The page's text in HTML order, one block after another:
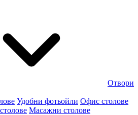
Отвори
Удобни фотьойли Офис столове
Масажни столове